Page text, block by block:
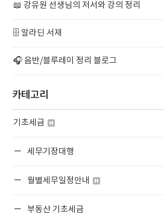
📖 강유원 선생님의 저서와 강의 정리
🗄️ 알라딘 서재
🎧 음반/블루레이 정리 블로그
카테고리
기초세금
세무기장대행
월별세무일정안내
부동산 기초세금